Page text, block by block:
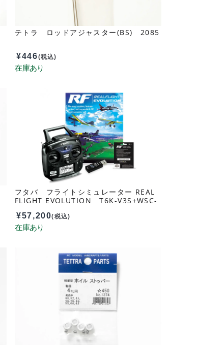
テトラ ロッドアジャスター(BS) 2085
¥446(税込)
フタバ フライトシミュレーター REAL
FLIGHT EVOLUTION T6K-V3S+WSC-
¥57,200(税込)